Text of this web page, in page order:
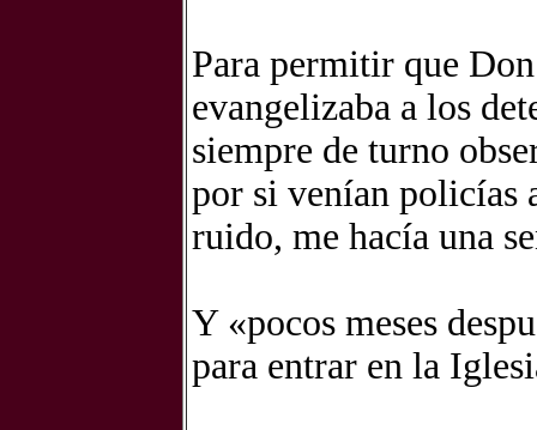
Para permitir que
evangelizaba a los
siempre de turno
por si venían policías
ruido, me hacía una
Y «pocos meses
para entrar en la